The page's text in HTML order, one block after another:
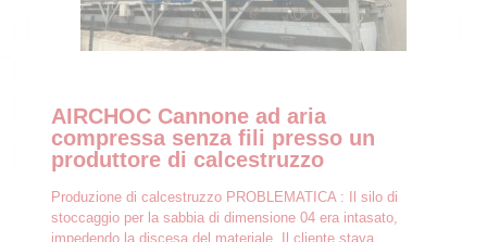
AIRCHOC Cannone ad aria
compressa senza fili presso un
produttore di calcestruzzo
Produzione di calcestruzzo PROBLEMATICA : Il silo di
stoccaggio per la sabbia di dimensione 04 era intasato,
impedendo la discesa del materiale. Il cliente stava